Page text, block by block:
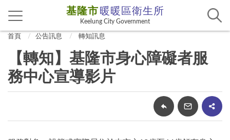
基隆市 暖暖區衛生所
Keelung City Government
首頁 公告訊息 轉知訊息
【轉知】基隆市身心障礙者服
務中心宣導影片